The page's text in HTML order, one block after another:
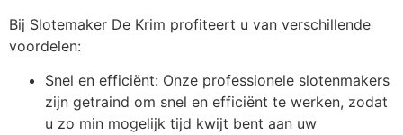
Bij Slotemaker De Krim profiteert u van verschillende
voordelen:
Snel en efficiënt: Onze professionele slotenmakers
zijn getraind om snel en efficiënt te werken, zodat
u zo min mogelijk tijd kwijt bent aan uw